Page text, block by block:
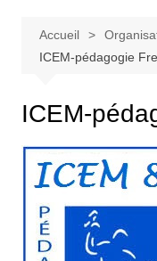
Accueil
ICEM-pédagogie
ICEM-